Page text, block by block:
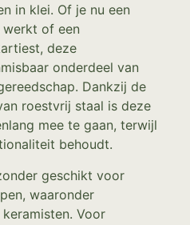
in klei. Of je nu een
of een
deze
onderdeel van
Dankzij de
roestvrij staal is deze
mee te gaan, terwijl
behoudt.
geschikt voor
waaronder
Voor